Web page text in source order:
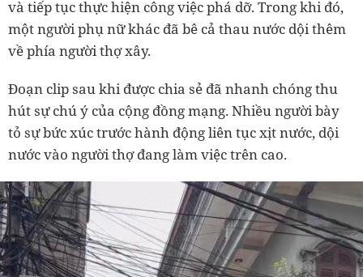
và tiếp tục thực hiện công việc phá dỡ. Trong khi đó,
một người phụ nữ khác đã bê cả thau nước dội thêm
về phía người thợ xây.
Đoạn clip sau khi được chia sẻ đã nhanh chóng thu
hút sự chú ý của cộng đồng mạng. Nhiều người bày
tỏ sự bức xúc trước hành động liên tục xịt nước, dội
nước vào người thợ đang làm việc trên cao.